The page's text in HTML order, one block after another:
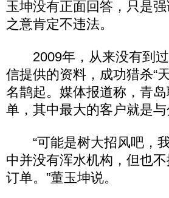
玉坤没有正面回答，只是
之意肯定不违法。
2009年，从来没有到过
信提供的资料，成功猎杀“
名鹊起。媒体报道称，青
单，其中最大的客户就是
“可能是树大招风吧，我
中并没有浑水机构，但也
订单。”董玉坤说。